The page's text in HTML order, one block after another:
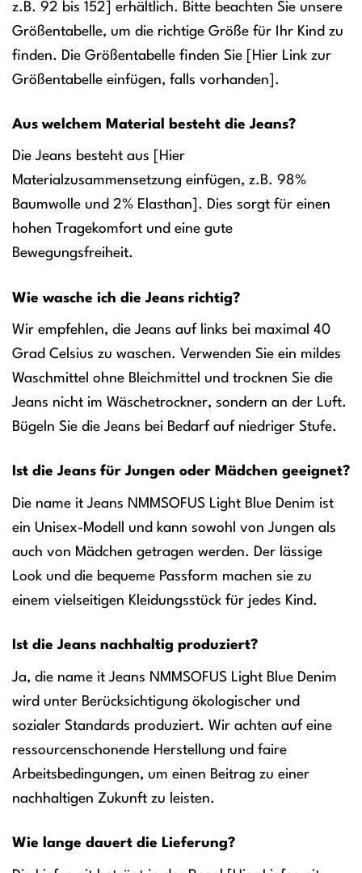
z.B. 92 bis 152] erhältlich. Bitte beachten Sie unsere
Größentabelle, um die richtige Größe für Ihr Kind zu
finden. Die Größentabelle finden Sie [Hier Link zur
Größentabelle einfügen, falls vorhanden].
Aus welchem Material besteht die Jeans?
Die Jeans besteht aus [Hier
Materialzusammensetzung einfügen, z.B. 98%
Baumwolle und 2% Elasthan]. Dies sorgt für einen
hohen Tragekomfort und eine gute
Bewegungsfreiheit.
Wie wasche ich die Jeans richtig?
Wir empfehlen, die Jeans auf links bei maximal 40
Grad Celsius zu waschen. Verwenden Sie ein mildes
Waschmittel ohne Bleichmittel und trocknen Sie die
Jeans nicht im Wäschetrockner, sondern an der Luft.
Bügeln Sie die Jeans bei Bedarf auf niedriger Stufe.
Ist die Jeans für Jungen oder Mädchen geeignet?
Die name it Jeans NMMSOFUS Light Blue Denim ist
ein Unisex-Modell und kann sowohl von Jungen als
auch von Mädchen getragen werden. Der lässige
Look und die bequeme Passform machen sie zu
einem vielseitigen Kleidungsstück für jedes Kind.
Ist die Jeans nachhaltig produziert?
Ja, die name it Jeans NMMSOFUS Light Blue Denim
wird unter Berücksichtigung ökologischer und
sozialer Standards produziert. Wir achten auf eine
ressourcenschonende Herstellung und faire
Arbeitsbedingungen, um einen Beitrag zu einer
nachhaltigen Zukunft zu leisten.
Wie lange dauert die Lieferung?